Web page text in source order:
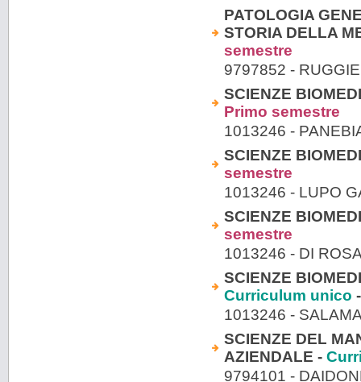
PATOLOGIA
STORIA DELLA
semestre
9797852 -
SCIENZE
Primo semestre
1013246 -
SCIENZE
semestre
1013246 - LUPO
SCIENZE
semestre
1013246 - DI
SCIENZE
Curriculum unico
1013246 -
SCIENZE DEL
AZIENDALE -
9794101 -